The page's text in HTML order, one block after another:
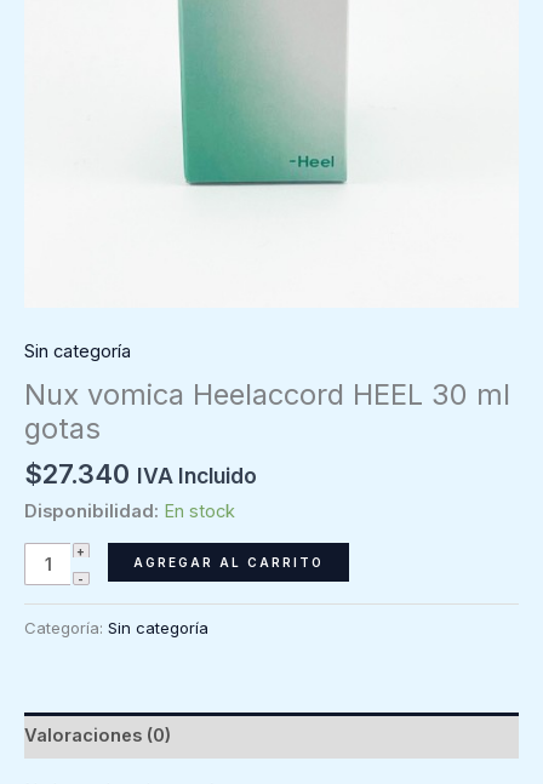
Sin categoría
Nux vomica Heelaccord HEEL 30 ml
gotas
$27.340 IVA Incluido
Disponibilidad: En stock
Nux
vomica
HEEL
gotas
cantidad
AGREGAR AL CARRITO
Categoría: Sin categoría
Valoraciones (0)